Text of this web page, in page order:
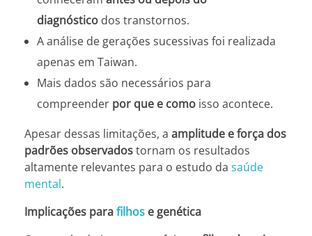
diagnósticodos transtornos.
A análise de gerações sucessivas foi realizada
apenas em Taiwan.
Mais dados são necessários para
compreender por que e comoisso acontece.
Apesar dessas limitações, a amplitude e força dos
padrões observadostornam os resultados
altamente relevantes para o estudo da saúde
mental.
Implicações parafilhos e genética